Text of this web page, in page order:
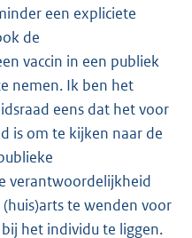
een expliciete
de
vaccin in een publiek
nemen. Ik ben het
eens dat het voor
is om te kijken naar de
verantwoordelijkheid
te wenden voor
het individu te liggen.